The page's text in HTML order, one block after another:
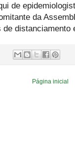
de
da
distanciamento
Página inicial